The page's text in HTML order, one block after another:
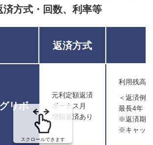
済方式・回数、利率等
返済方式
リボ
元利定額返済
ボーナス月
増額返済あり
利用残高
＜返済例＞
最長4年・
※返済期
※キャッシ
スクロールできます